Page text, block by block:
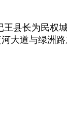
县长为民权
大道与绿洲